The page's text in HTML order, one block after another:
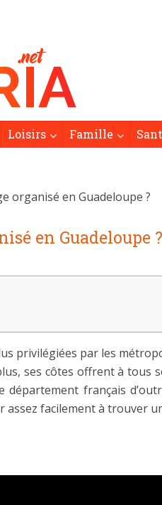
Loisirs Famille
organisé en Guadeloupe ?
en Guadeloupe ?
privilégiées par les
ses côtes offrent à tous
département français
assez facilement à trouver